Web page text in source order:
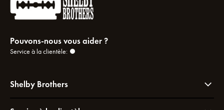
Pouvons-nous vous aider ?
Service à la clientèle:
Shelby Brothers